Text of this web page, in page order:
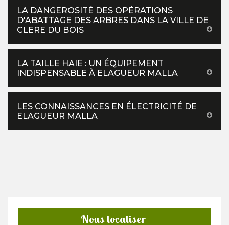
LA DANGEROSITÉ DES OPÉRATIONS
D'ABATTAGE DES ARBRES DANS LA VILLE DE
CLERE DU BOIS
LA TAILLE HAIE : UN ÉQUIPEMENT
INDISPENSABLE À ELAGUEUR MALLA
LES CONNAISSANCES EN ÉLECTRICITÉ DE
ELAGUEUR MALLA
Nous localiser